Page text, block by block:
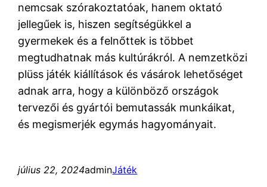
nemcsak szórakoztatóak, hanem oktató
jellegűek is, hiszen segítségükkel a
gyermekek és a felnőttek is többet
megtudhatnak más kultúrákról. A nemzetközi
plüss játék kiállítások és vásárok lehetőséget
adnak arra, hogy a különböző országok
tervezői és gyártói bemutassák munkáikat,
és megismerjék egymás hagyományait.
július 22, 2024adminJáték